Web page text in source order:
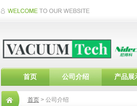
首页 公司介绍 产品展
首页> 公司介绍